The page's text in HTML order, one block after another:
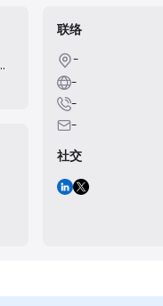
联络
-
-
-
-
社交